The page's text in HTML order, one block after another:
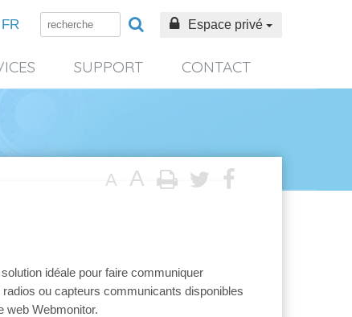
FR Espace privé
SUPPORT CONTACT
A A
idéale pour faire communiquer
ou capteurs communicants disponibles
web Webmonitor.